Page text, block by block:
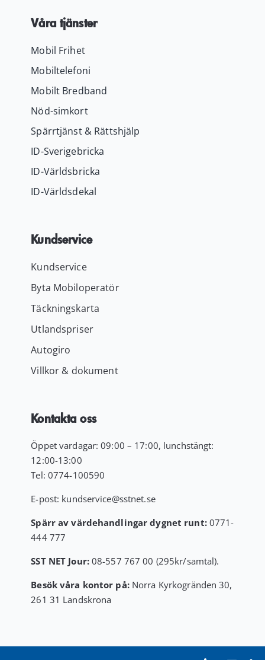
Våra tjänster
Mobil Frihet
Mobiltelefoni
Mobilt Bredband
Nöd-simkort
Spärrtjänst & Rättshjälp
ID-Sverigebricka
ID-Världsbricka
ID-Världsdekal
Kundservice
Kundservice
Byta Mobiloperatör
Täckningskarta
Utlandspriser
Autogiro
Villkor & dokument
Kontakta oss
Öppet vardagar: 09:00 – 17:00, lunchstängt:
12:00-13:00
Tel: 0774-100590
E-post: kundservice@sstnet.se
Spärr av värdehandlingar dygnet runt:0771-
444 777
SST NET Jour:08-557 767 00 (295kr/samtal).
Besök våra kontor på: Norra Kyrkogränden 30,
261 31 Landskrona